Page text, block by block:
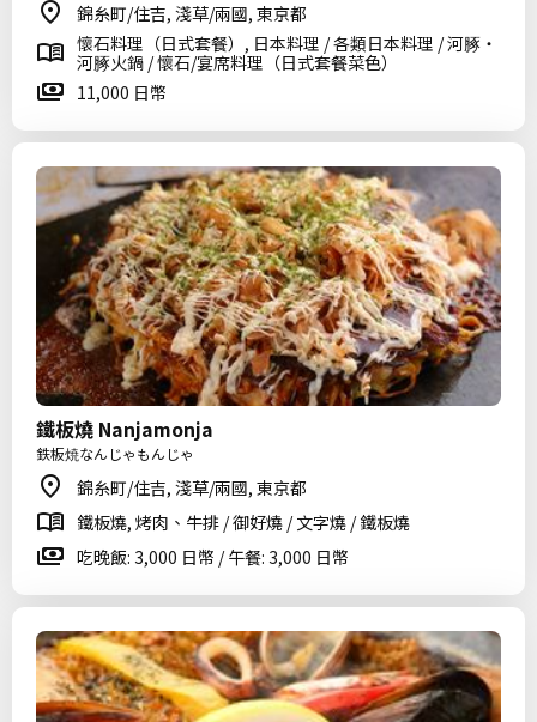
錦糸町/住吉, 淺草/兩國, 東京都
懷石料理（日式套餐）, 日本料理 / 各類日本料理 / 河䐁・
河䐁火鍋 / 懷石/宴席料理（日式套餐菜色）
11,000 日幣
鐵板燒 Nanjamonja
鉄板焼なんじゃもんじゃ
錦糸町/住吉, 淺草/兩國, 東京都
鐵板燒, 烤肉、牛排 / 御好燒 / 文字燒 / 鐵板燒
吃晚飯: 3,000 日幣 / 午餐: 3,000 日幣